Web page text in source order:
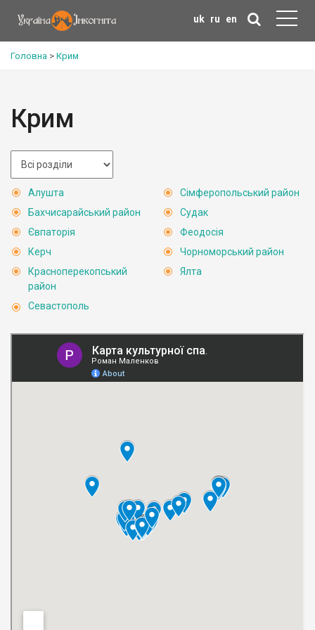
uk ru en
Головна > Крим
Крим
Алушта
Бахчисарайський район
Євпаторія
Керч
Красноперекопський
район
Севастополь
Сімферопольський район
Судак
Феодосія
Чорноморський район
Ялта